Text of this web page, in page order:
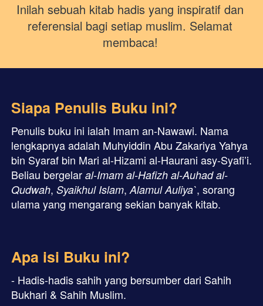
Inilah sebuah kitab hadis yang inspiratif dan
referensial bagi setiap muslim. Selamat
membaca!
Siapa Penulis Buku ini?
Penulis buku ini ialah Imam an-Nawawi. Nama
lengkapnya adalah Muhyiddin Abu Zakariya Yahya
bin Syaraf bin Mari al-Hizami al-Haurani asy-Syafi’i.
Beliau bergelar al-Imam al-Hafizh al-Auhad al-
Qudwah, Syaikhul Islam, Alamul Auliya`, sorang
ulama yang mengarang sekian banyak kitab.
Apa isi Buku ini?
- Hadis-hadis sahih yang bersumber dari Sahih
Bukhari & Sahih Muslim.